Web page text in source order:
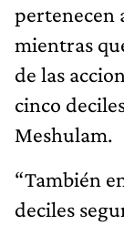
pertenecen
mientras
de las
cinco
Meshulam.
“También
deciles